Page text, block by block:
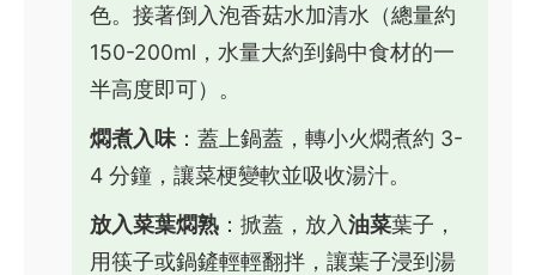
色。接著倒入泡香菇水加清水（總量約
150-200ml，水量大約到鍋中食材的一
半高度即可）。
燜煮入味 ：蓋上鍋蓋，轉小火燜煮約 3-
4 分鐘，讓菜梗變軟並吸收湯汁。
放入菜葉燜熟 ：掀蓋，放入油菜葉子，
用筷子或鍋鏟輕輕翻拌，讓葉子浸到湯